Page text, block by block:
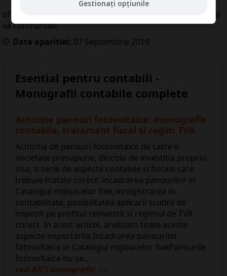
documentat pentru cititori. Va
oferim solutii utile pentru orice dilema legislativa cu care
va confruntati.
Data aparitiei: 07 Septembrie 2010
Esential pentru contabili -
Monografii contabile complete
Achizitie panouri fotovoltaice: monografie
contabila, tratament fiscal si regim TVA
Achizitia de panouri fotovoltaice de catre o
societate presupune, dincolo de investitia propriu-
zisa, o serie de aspecte contabile si fiscale care
trebuie tratate corect: incadrarea panourilor in
Catalogul mijloacelor fixe, inregistrarea in
contabilitate, posibilitatea aplicarii scutirii de
impozit pe profitul reinvestit si regimul de TVA
corect. In acest articol, analizam toate aceste
aspecte importante.Incadrarea panourilor
fotovoltaice in Catalogul mijloacelor fixePanourile
fotovoltaice nu se...
vezi AICI monografia <<
Gestionați opțiunile